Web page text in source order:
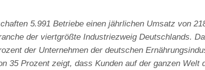
5.991 Betriebe einen jährlichen Umsatz von
der viertgrößte Industriezweig Deutschlands.
der Unternehmen der deutschen
35 Prozent zeigt, dass Kunden auf der ganzen Welt